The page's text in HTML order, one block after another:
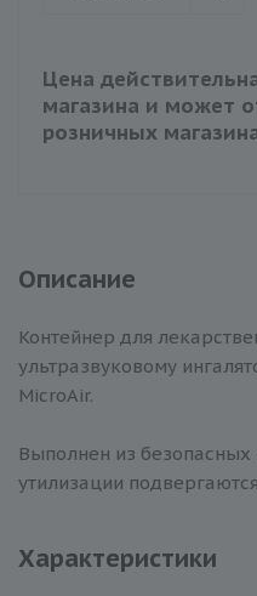
Цена
магазина и может
розничных
Описание
Контейнер для
ультразвуковому
MicroAir.
Выполнен из
утилизации
Характеристики